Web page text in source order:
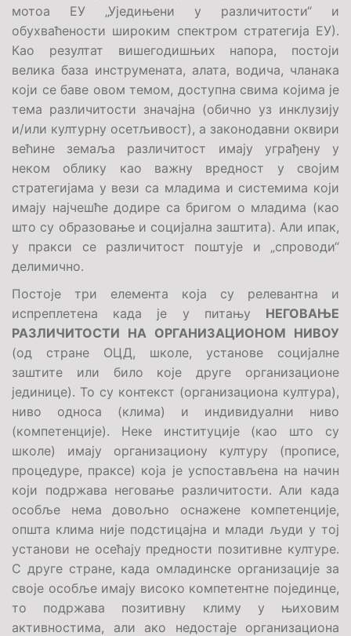
мотоа ЕУ „Уједињени у различитости“ и
обухваћености широким спектром стратегија ЕУ).
Као резултат вишегодишњих напора, постоји
велика база инструмената, алата, водича, чланака
који се баве овом темом, доступна свима којима је
тема различитости значајна (обично уз инклузију
и/или културну осетљивост), а законодавни оквири
већине земаља различитост имају уграђену у
неком облику као важну вредност у својим
стратегијама у вези са младима и системима који
имају најчешће додире са бригом о младима (као
што су образовање и социјална заштита). Али ипак,
у пракси се различитост поштује и „спроводи“
делимично.
Постоје три елемента која су релевантна и
испреплетена када је у питању НЕГОВАЊЕ
РАЗЛИЧИТОСТИ НА ОРГАНИЗАЦИОНОМ НИВОУ
(од стране ОЦД, школе, установе социјалне
заштите или било које друге организационе
јединице). То су контекст (организациона култура),
ниво односа (клима) и индивидуални ниво
(компетенције). Неке институције (као што су
школе) имају организациону културу (прописе,
процедуре, праксе) која је успостављена на начин
који подржава неговање различитости. Али када
особље нема довољно оснажене компетенције,
општа клима није подстицајна и млади људи у тој
установи не осећају предности позитивне културе.
С друге стране, када омладинске организације за
своје особље имају високо компетентне појединце,
то подржава позитивну климу у њиховим
активностима, али ако недостаје организациона